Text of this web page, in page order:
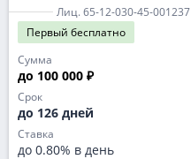
Лиц. 65-12-030-45-001237
Первый бесплатно
Сумма
до 100 000 ₽
Срок
до 126 дней
Ставка
до 0.80% в день